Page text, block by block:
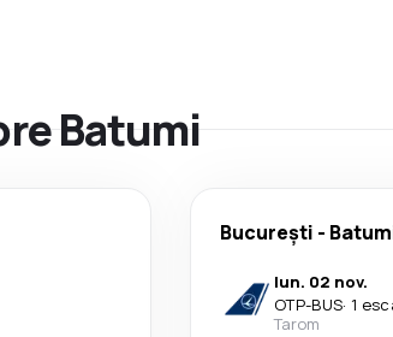
Batumi
București -
lun. 02 nov.
OTP-BUS· 1
Tarom